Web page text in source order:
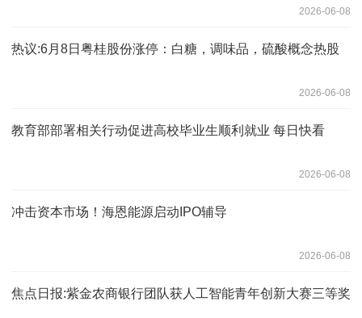
2026-06-08
热议:6月8日粤桂股份涨停：白糖，调味品，硫酸概念热股
2026-06-08
教育部部署相关行动促进高校毕业生顺利就业 每日快看
2026-06-08
冲击资本市场！海恩能源启动IPO辅导
2026-06-08
焦点日报:紫金农商银行团队获人工智能青年创新大赛三等奖